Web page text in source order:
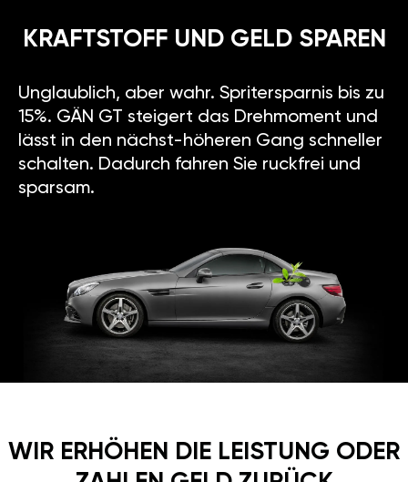
Möglichkeiten ihres Autos ohne
Motorschaden testen möchten.
deshalb gewähren wir 2 Jahre
Zusatzgarantie auf Motor und 5
Jahre Garantie auf GÄN GT.